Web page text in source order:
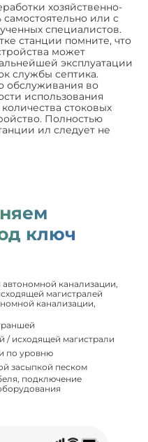
хозяйственно-
или с
специалистов.
станции помните, что
может
эксплуатации
службы септика.
обслуживания во
использования
стоковых
Полностью
ил следует не
ключ
автономной канализации,
магистралей
канализации,
/ исходящей магистрали
по уровню
засыпкой песком
подключение